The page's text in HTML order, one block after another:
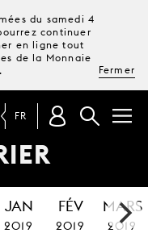
du samedi 4
continuer
en ligne tout
de la Monnaie
Fermer
FR
JAN
2019
FÉV
2019
MARS
2019